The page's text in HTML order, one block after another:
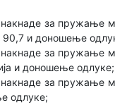
за пружање
90,7 и доношење
за пружање
и доношење одлуке;
за пружање
одлуке;